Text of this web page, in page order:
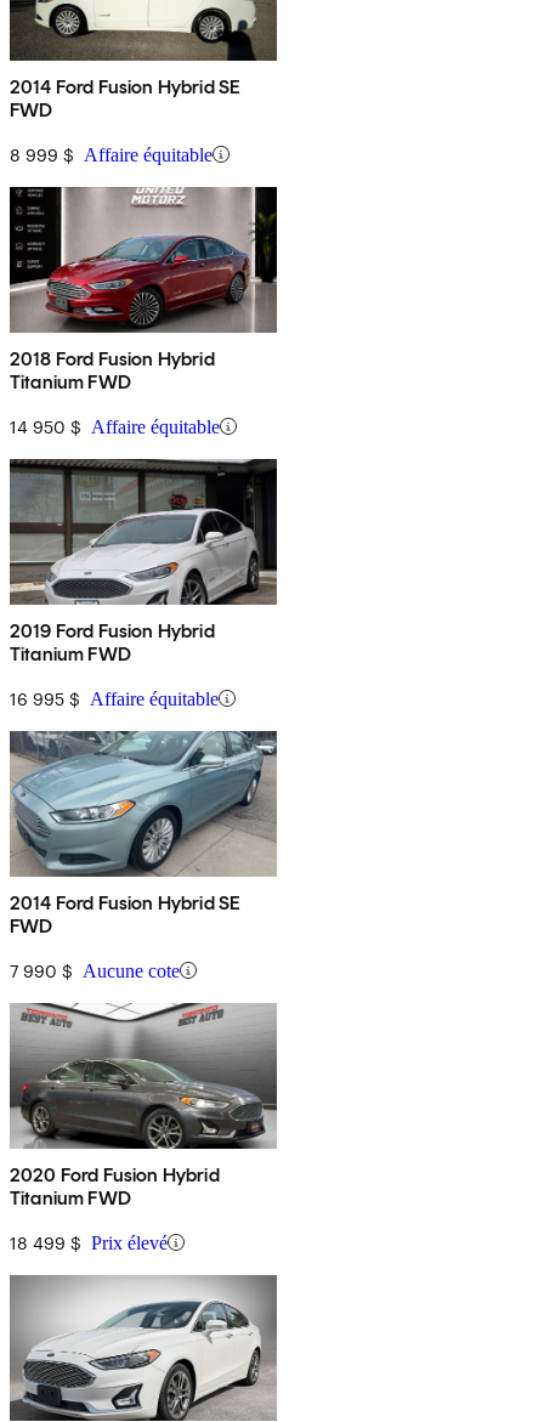
2014 Ford Fusion Hybrid SE
FWD
8 999 $ Affaire équitable
2018 Ford Fusion Hybrid
Titanium FWD
14 950 $ Affaire équitable
2019 Ford Fusion Hybrid
Titanium FWD
16 995 $ Affaire équitable
2014 Ford Fusion Hybrid SE
FWD
7 990 $ Aucune cote
2020 Ford Fusion Hybrid
Titanium FWD
18 499 $ Prix élevé